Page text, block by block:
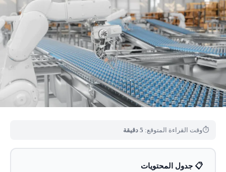
⏱وقت القراءة المتوقع: 5 دقيقة
📋 جدول المحتويات